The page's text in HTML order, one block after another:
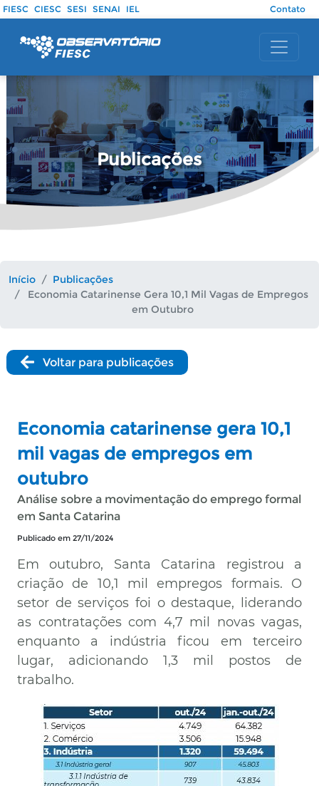
Pular para o conteúdo principal
FIESC CIESC SESI SENAI IEL Contato
Publicações
Início
Publicações
Economia Catarinense Gera 10,1 Mil Vagas de Empregos
em Outubro
Voltar para publicações
Economia catarinense gera 10,1
mil vagas de empregos em
outubro
Análise sobre a movimentação do emprego formal
em Santa Catarina
Publicado em 27/11/2024
Em outubro, Santa Catarina registrou a
criação de 10,1 mil empregos formais. O
setor de serviços foi o destaque, liderando
as contratações com 4,7 mil novas vagas,
enquanto a indústria ficou em terceiro
lugar, adicionando 1,3 mil postos de
trabalho.
Imagem